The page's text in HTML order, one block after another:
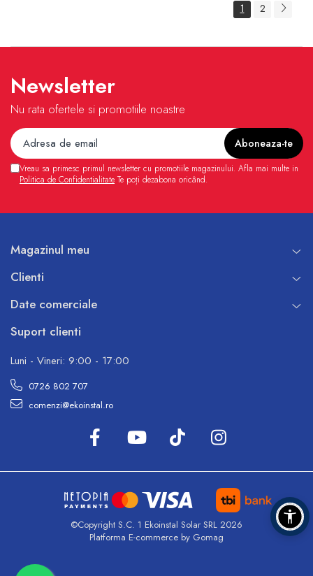
1 2
Newsletter
Nu rata ofertele si promotiile noastre
Vreau sa primesc primul newsletter cu promotiile magazinului. Afla mai multe in
Politica de Confidentialitate Te poți dezabona oricând.
Magazinul meu
Clienti
Date comerciale
Suport clienti
Luni - Vineri: 9:00 - 17:00
0726 802 707
comenzi@ekoinstal.ro
©Copyright S.C. 1 Ekoinstal Solar SRL 2026
Platforma E-commerce by Gomag